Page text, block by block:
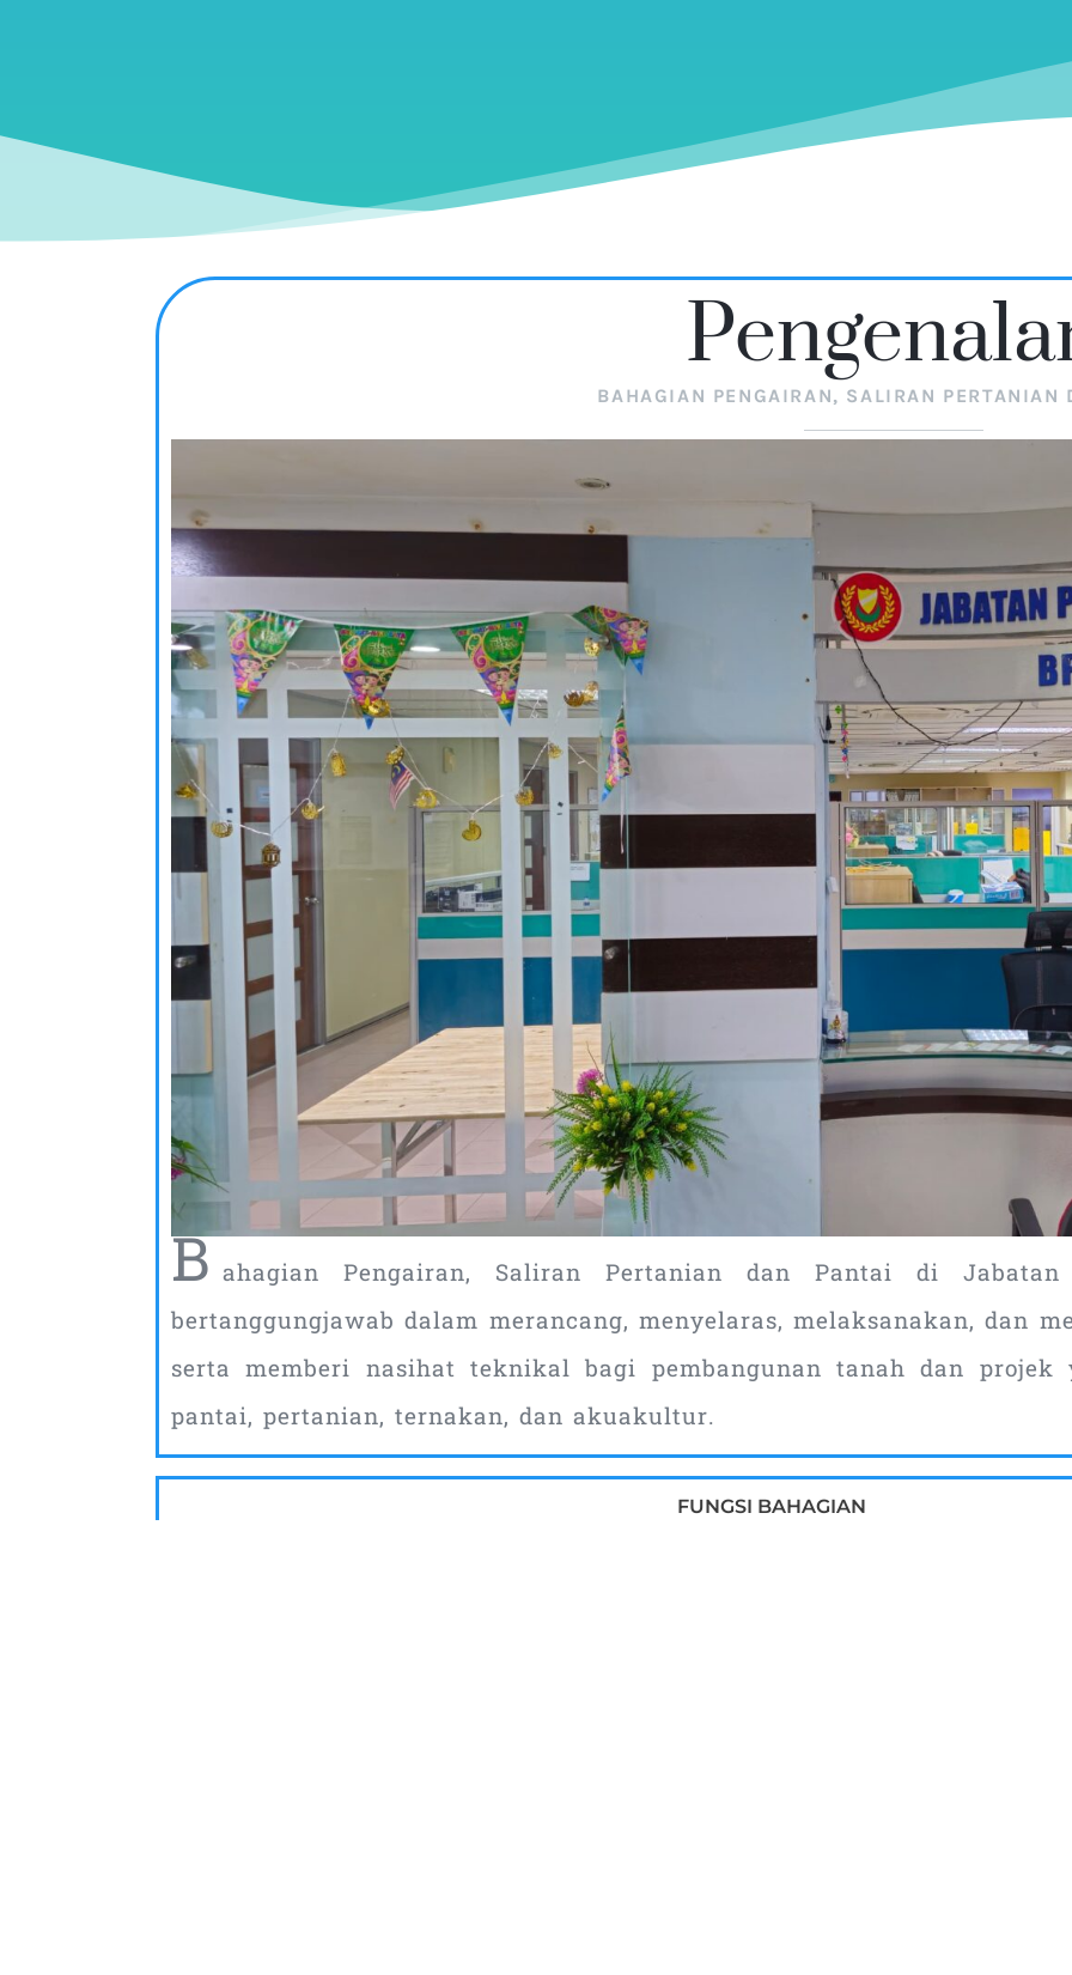
BAHAGIAN PENGAIRAN, SALIRAN PERTANIAN
B ahagian Pengairan, Saliran Pertanian dan Pantai di
bertanggungjawab dalam merancang, menyelaras, melaksanakan, dan
serta memberi nasihat teknikal bagi pembangunan tanah dan
pantai, pertanian, ternakan, dan akuakultur.
FUNGSI BAHAGIAN